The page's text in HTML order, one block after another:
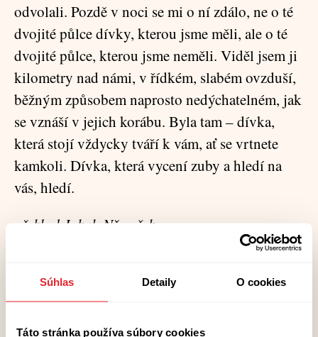
Súhlas Detaily O cookies
Táto stránka používa súbory cookies
odvolali. Pozdě v noci se mi o ní zdálo, ne o té
dvojité půlce dívky, kterou jsme měli, ale o té
dvojité půlce, kterou jsme neměli. Viděl jsem ji
kilometry nad námi, v řídkém, slabém ovzduší,
běžným způsobem naprosto nedýchatelném, jak
se vznáší v jejich korábu. Byla tam – dívka,
která stojí vždycky tváří k vám, ať se vrtnete
kamkoli. Dívka, která vycení zuby a hledí na
vás, hledí.
překlad Jakub Němeček
Brian Evenson